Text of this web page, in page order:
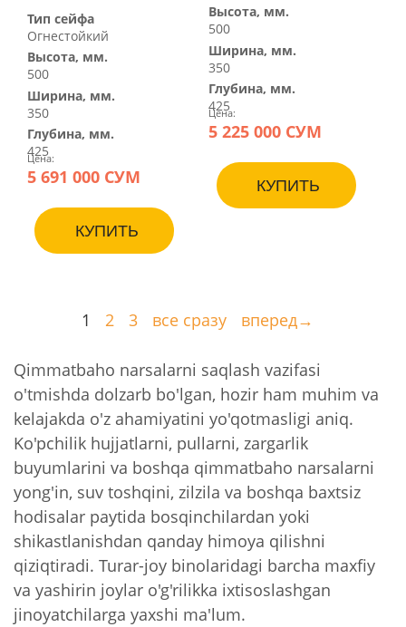
Тип сейфа
Огнестойкий
Высота, мм.
500
Ширина, мм.
350
Глубина, мм.
425
Цена:
5 691 000 СУМ
КУПИТЬ
Высота, мм.
500
Ширина, мм.
350
Глубина, мм.
425
Цена:
5 225 000 СУМ
КУПИТЬ
1 2 3 все сразу вперед→
Qimmatbaho narsalarni saqlash vazifasi
o'tmishda dolzarb bo'lgan, hozir ham muhim va
kelajakda o'z ahamiyatini yo'qotmasligi aniq.
Ko'pchilik hujjatlarni, pullarni, zargarlik
buyumlarini va boshqa qimmatbaho narsalarni
yong'in, suv toshqini, zilzila va boshqa baxtsiz
hodisalar paytida bosqinchilardan yoki
shikastlanishdan qanday himoya qilishni
qiziqtiradi. Turar-joy binolaridagi barcha maxfiy
va yashirin joylar o'g'rilikka ixtisoslashgan
jinoyatchilarga yaxshi ma'lum.